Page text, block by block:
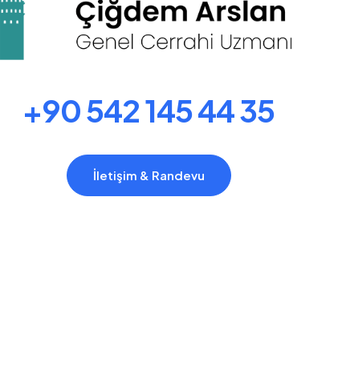
+90 542 145 44 35
İletişim & Randevu